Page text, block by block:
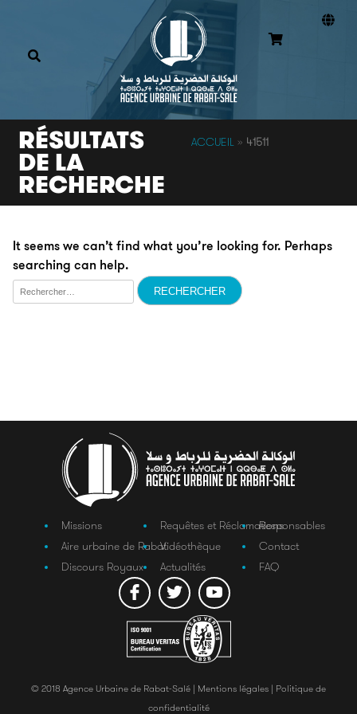
RÉSULTATS
DE LA
RECHERCHE
ACCUEIL » 41511
It seems we can’t find what you’re looking for. Perhaps
searching can help.
Rechercher :
Missions
Aire urbaine de Rabat
Discours Royaux
Requêtes et Réclamations
Vidéothèque
Actualités
Responsables
Contact
FAQ
© 2018 Agence Urbaine de Rabat-Salé | Mentions légales | Politique de
confidentialité